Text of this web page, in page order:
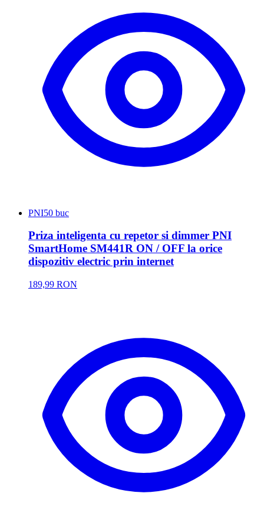
PNI50 buc
Priza inteligenta cu repetor si dimmer PNI
SmartHome SM441R ON / OFF la orice
dispozitiv electric prin internet
189,99 RON